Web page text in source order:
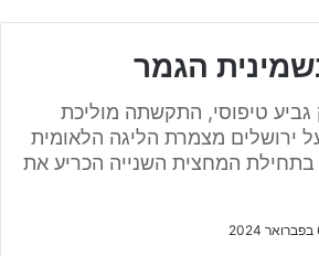
הגמר
טיפוסי, התקשתה מוליכת
ירושלים מצמרת הליגה הלאומית
המחצית השנייה הכריע את